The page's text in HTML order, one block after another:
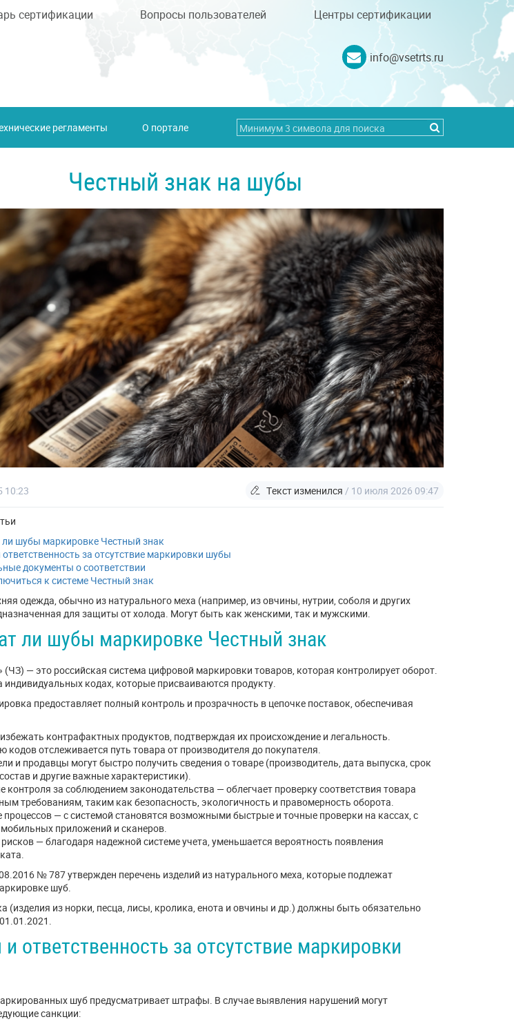
info@vsetrts.ru
сертификации Вопросы пользователей Центры сертификации
регламенты О портале
Честный знак на шубы
10:23 Текст изменился / 10 июля 2026 09:47
шубы маркировке Честный знак
за отсутствие маркировки шубы
документы о соответствии
к системе Честный знак
одежда, обычно из натурального меха (например, из овчины, нутрии, соболя и других
для защиты от холода. Могут быть как женскими, так и мужскими.
ли шубы маркировке Честный знак
— это российская система цифровой маркировки товаров, которая контролирует оборот.
индивидуальных кодах, которые присваиваются продукту.
предоставляет полный контроль и прозрачность в цепочке поставок, обеспечивая
контрафактных продуктов, подтверждая их происхождение и легальность.
отслеживается путь товара от производителя до покупателя.
и продавцы могут быстро получить сведения о товаре (производитель, дата выпуска, срок
и другие важные характеристики).
контроля за соблюдением законодательства — облегчает проверку соответствия товара
требованиям, таким как безопасность, экологичность и правомерность оборота.
процессов — с системой становятся возможными быстрые и точные проверки на кассах, с
приложений и сканеров.
— благодаря надежной системе учета, уменьшается вероятность появления
№ 787 утвержден перечень изделий из натурального меха, которые подлежат
шуб.
(изделия из норки, песца, лисы, кролика, енота и овчины и др.) должны быть обязательно
ответственность за отсутствие маркировки
шуб предусматривает штрафы. В случае выявления нарушений могут
санкции: